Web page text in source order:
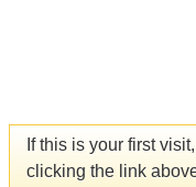
If this is your first
clicking the link